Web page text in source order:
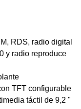
RDS, radio digital
y radio reproduce
TFT configurable
táctil de 9,2 "